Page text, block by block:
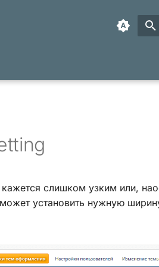
слишком узким или,
установить нужную